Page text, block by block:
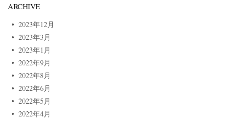
ARCHIVE
2023年12月
2023年3月
2023年1月
2022年9月
2022年8月
2022年6月
2022年5月
2022年4月